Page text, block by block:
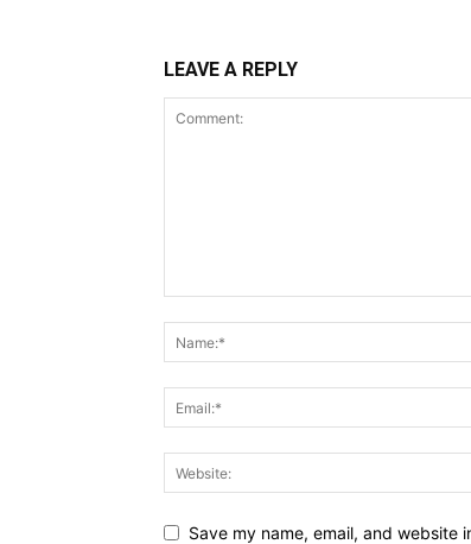
LEAVE A REPLY
Save my name, email, and website